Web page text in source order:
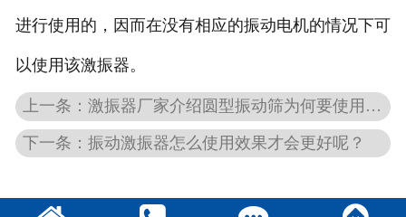
进行使用的，因而在没有相应的振动电机的情况下可
以使用该激振器。
上一条：激振器厂家介绍圆型振动筛为何要使用激振器
下一条：振动激振器怎么使用效果才会更好呢？